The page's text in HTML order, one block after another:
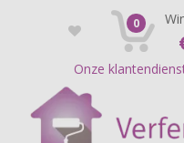
Onze
0